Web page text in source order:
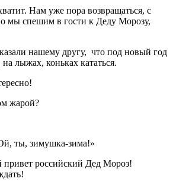
Нам уже пора возвращаться, с
мы спешим в гости к Деду Морозу,
нашему другу, что под новый год
лыжах, коньках кататься.
жарой?
ты, зимушка-зима!»
привет российский Дед Мороз!